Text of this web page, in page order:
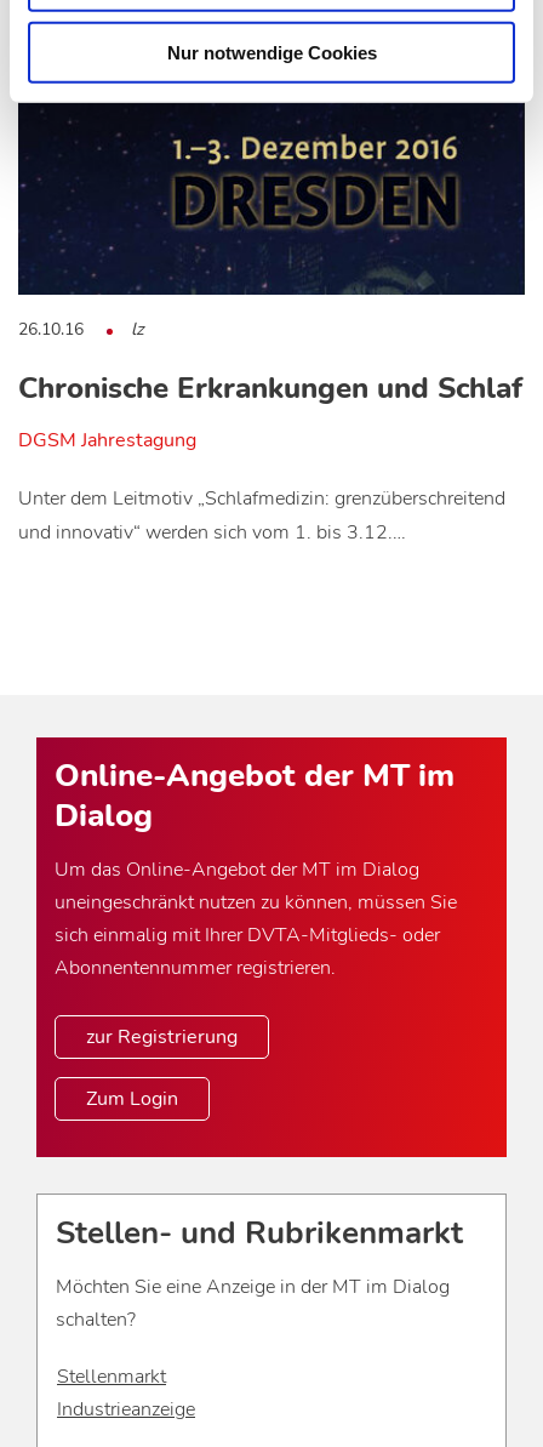
Nur notwendige Cookies
26.10.16 lz
Chronische Erkrankungen und Schlaf
DGSM Jahrestagung
Unter dem Leitmotiv „Schlafmedizin: grenzüberschreitend
und innovativ“ werden sich vom 1. bis 3.12.…
Online-Angebot der MT im
Dialog
Um das Online-Angebot der MT im Dialog
uneingeschränkt nutzen zu können, müssen Sie
sich einmalig mit Ihrer DVTA-Mitglieds- oder
Abonnentennummer registrieren.
zur Registrierung
Zum Login
Stellen- und Rubrikenmarkt
Möchten Sie eine Anzeige in der MT im Dialog
schalten?
Stellenmarkt
Industrieanzeige